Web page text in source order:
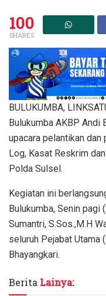
100
SHARES
BULUKUMBA,
Bulukumba AKBP Andi
upacara pelantikan dan
Log, Kasat Reskrim
Polda Sulsel.
Kegiatan ini
Bulukumba, Senin
Sumantri, S.Sos.,M.H
seluruh Pejabat Utama
Bhayangkari.
Berita Lainya: